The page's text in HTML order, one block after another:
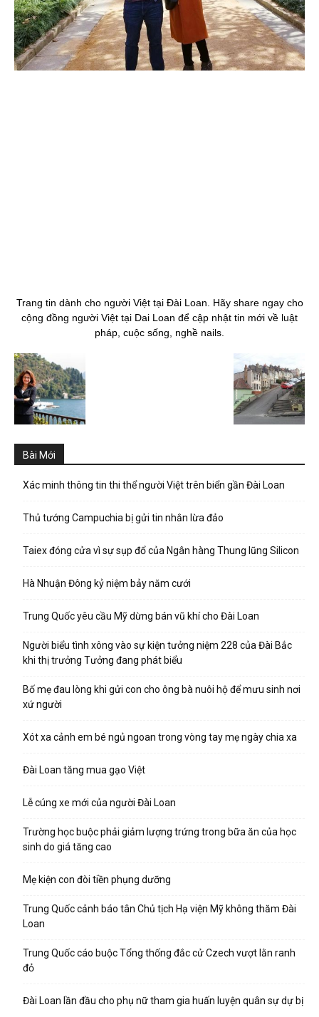
Trang tin dành cho người Việt tại Đài Loan. Hãy share ngay cho
cộng đồng người Việt tại Dai Loan để cập nhật tin mới về luật
pháp, cuộc sống, nghề nails.
Bài Mới
Xác minh thông tin thi thể người Việt trên biển gần Đài Loan
Thủ tướng Campuchia bị gửi tin nhắn lừa đảo
Taiex đóng cửa vì sự sụp đổ của Ngân hàng Thung lũng Silicon
Hà Nhuận Đông kỷ niệm bảy năm cưới
Trung Quốc yêu cầu Mỹ dừng bán vũ khí cho Đài Loan
Người biểu tình xông vào sự kiện tưởng niệm 228 của Đài Bắc
khi thị trưởng Tưởng đang phát biểu
Bố mẹ đau lòng khi gửi con cho ông bà nuôi hộ để mưu sinh nơi
xứ người
Xót xa cảnh em bé ngủ ngoan trong vòng tay mẹ ngày chia xa
Đài Loan tăng mua gạo Việt
Lễ cúng xe mới của người Đài Loan
Trường học buộc phải giảm lượng trứng trong bữa ăn của học
sinh do giá tăng cao
Mẹ kiện con đòi tiền phụng dưỡng
Trung Quốc cảnh báo tân Chủ tịch Hạ viện Mỹ không thăm Đài
Loan
Trung Quốc cáo buộc Tổng thống đắc cử Czech vượt lằn ranh
đỏ
Đài Loan lần đầu cho phụ nữ tham gia huấn luyện quân sự dự bị